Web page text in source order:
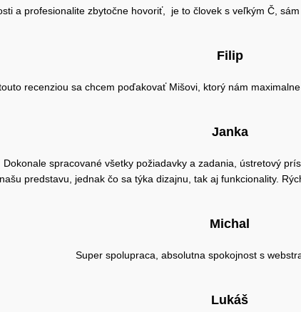
a profesionalite zbytočne hovoriť, je to človek s veľkým Č,
Filip
recenziou sa chcem poďakovať Mišovi, ktorý nám
Janka
Dokonale spracované všetky požiadavky a zadania, ústretový
predstavu, jednak čo sa týka dizajnu, tak aj funkcionality.
Michal
Super spolupraca, absolutna spokojnost s
Lukáš